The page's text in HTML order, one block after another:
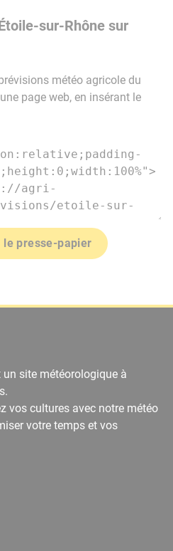
sur-Rhône sur
météo agricole du
page web, en insérant le
le presse-papier
site météorologique à
vos cultures avec notre météo
votre temps et vos